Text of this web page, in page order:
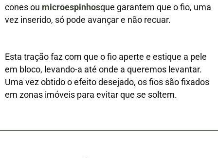
cones ou microespinhosque garantem que o fio, uma
vez inserido, só pode avançar e não recuar.
Esta tração faz com que o fio aperte e estique a pele
em bloco, levando-a até onde a queremos levantar.
Uma vez obtido o efeito desejado, os fios são fixados
em zonas imóveis para evitar que se soltem.